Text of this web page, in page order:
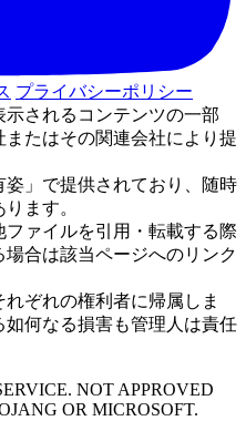
プライバシーポリシー
示されるコンテンツの一部
たはその関連会社により提
」で提供されており、随時
ます。
ァイルを引用・転載する際
合は該当ページへのリンク
ぞれの権利者に帰属しま
何なる損害も管理人は責任
NOT APPROVED
OR MICROSOFT.